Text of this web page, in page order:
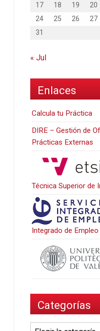
17
18 19 20
24
25 26 27
31
« Jul
Enlaces
Calcula tu Práctica
DIRE – Gestión de
Prácticas Externas
Técnica Superior de
Integrado de Empleo
Categorías
Categorías